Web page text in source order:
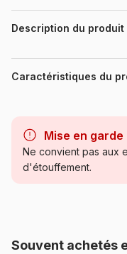
Description du produit
Ileana Oakley
Caractéristiques du
Catégorie
Mise en garde
Ne convient pas aux
d'étouffement.
Souvent achetés